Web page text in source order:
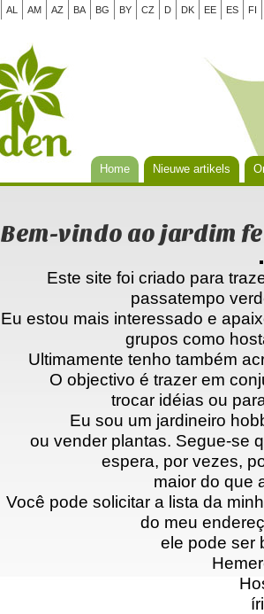
AL AM AZ BA BG BY CZ D DK EE ES FI
Home Nieuwe artikels
Bem-vindo ao jardim
Este site foi criado para
passatempo
Eu estou mais interessado e
grupos como
Ultimamente tenho também
O objectivo é trazer em
trocar idéias ou
Eu sou um jardineiro
ou vender plantas. Segue-se
espera, por vezes,
maior do que
Você pode solicitar a lista da
do meu
ele pode ser